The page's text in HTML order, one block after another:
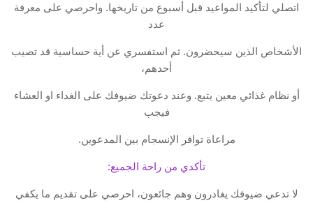
اتصلي لتأكيد المواعيد قبل أسبوع من تاريخها. واحرصي على معرفة
عدد
الأشخاص الذين سيحضرون. ثم استفسري عن أية حساسية قد تصيب
أحدهم،
أو نظام غذائي معين يتبع. وعند دعوتك ضيوفك على الغداء او العشاء
فيجب
مراعاة توافر الإنسجام بين المدعوين.
تأكدي من راحة الجميع:
لا تدعي ضيوفك يغادرون وهم جائعون، احرصي على تقديم ما يكفي